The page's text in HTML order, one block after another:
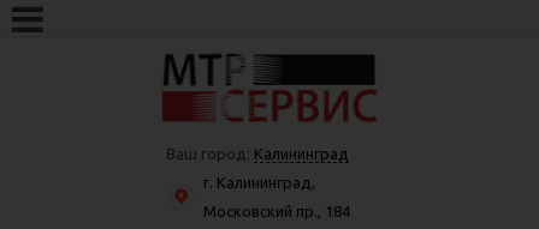
Ваш город: Калининград
г. Калининград,
Московский пр., 184